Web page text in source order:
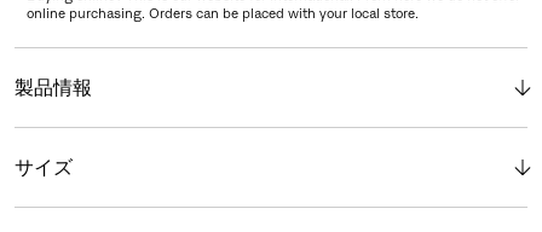
online purchasing. Orders can be placed with your local store.
製品情報
サイズ